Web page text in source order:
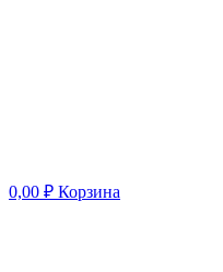
0,00 ₽ Корзина